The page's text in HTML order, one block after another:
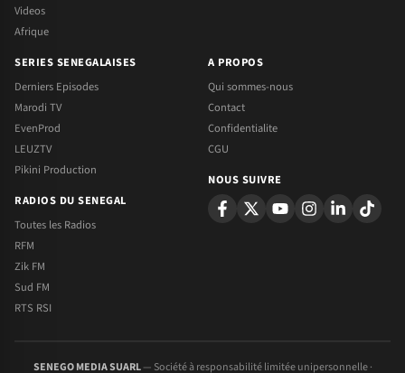
Videos
Afrique
SERIES SENEGALAISES
Derniers Episodes
Marodi TV
EvenProd
LEUZTV
Pikini Production
RADIOS DU SENEGAL
Toutes les Radios
RFM
Zik FM
Sud FM
RTS RSI
A PROPOS
Qui sommes-nous
Contact
Confidentialite
CGU
NOUS SUIVRE
SENEGO MEDIA SUARL— Société à responsabilité limitée unipersonnelle ·